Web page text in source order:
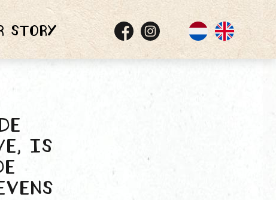
Story
is